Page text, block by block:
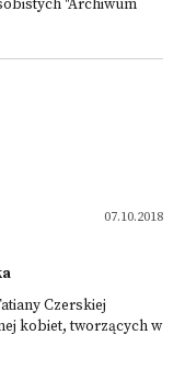
"Archiwum
07.10.2018
Czerskiej
kobiet, tworzących w